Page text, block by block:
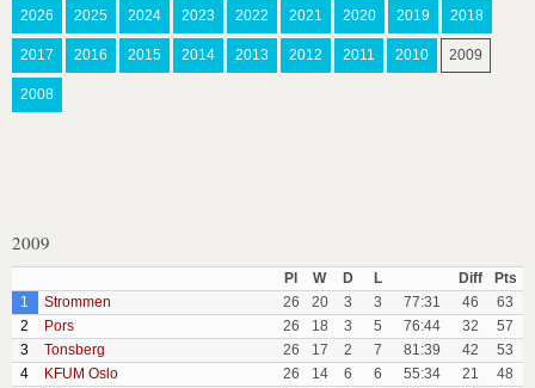
2026 2025 2024 2023 2022 2021 2020 2019 2018
2017 2016 2015 2014 2013 2012 2011 2010 2009
2008
2009
Pl W D L Diff
Pts
1
Strommen 26 20 3 3 77:31 46
63
2
Pors 26 18 3 5 76:44 32
57
3
Tonsberg 26 17 2 7 81:39 42
53
4
KFUM Oslo 26 14 6 6 55:34 21
48